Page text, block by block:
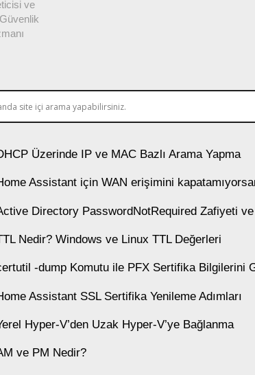
ve
Üzerinde IP ve MAC Bazlı Arama Yapma
Assistant için WAN erişimini
Directory PasswordNotRequired Zafiyeti
Nedir? Windows ve Linux TTL Değerleri
-dump Komutu ile PFX Sertifika Bilgilerini
Assistant SSL Sertifika Yenileme Adımları
Hyper-V’den Uzak Hyper-V’ye Bağlanma
ve PM Nedir?